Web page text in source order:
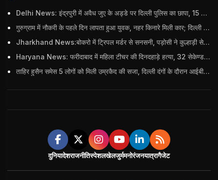
Delhi News: इंद्रपुरी में अवैध जुए के अड्डे पर दिल्ली पुलिस का छापा, 15 जुआरियों को पकड़ा; ₹3.61 लाख नकद और अन्य सामान बरामद
गुरुग्राम में नौकरी के पहले दिन लापता हुआ युवक, नहर किनारे मिली कार; दिल्ली पुलिस ने दर्ज की FIR
Jharkhand News:बोकरो में ट्रिपल मर्डर से सनसनी, पड़ोसी ने कुल्हाड़ी से पति-पत्नी और बहु की हत्या की
Haryana News: फरीदाबाद में महिला टीचर की दिनदहाड़े हत्या, 32 सेकेण्ड में 34 बार किया वार
ताहिर हुसैन समेस 5 लोगों को मिली उम्रकैद की सजा, दिल्ली दंगों के दौरान आईबी अधिकारी का किया था कत्ल
दुनियादेशराजनीतिस्पेशलखेलजुर्ममनोरंजनयात्रागैजेट